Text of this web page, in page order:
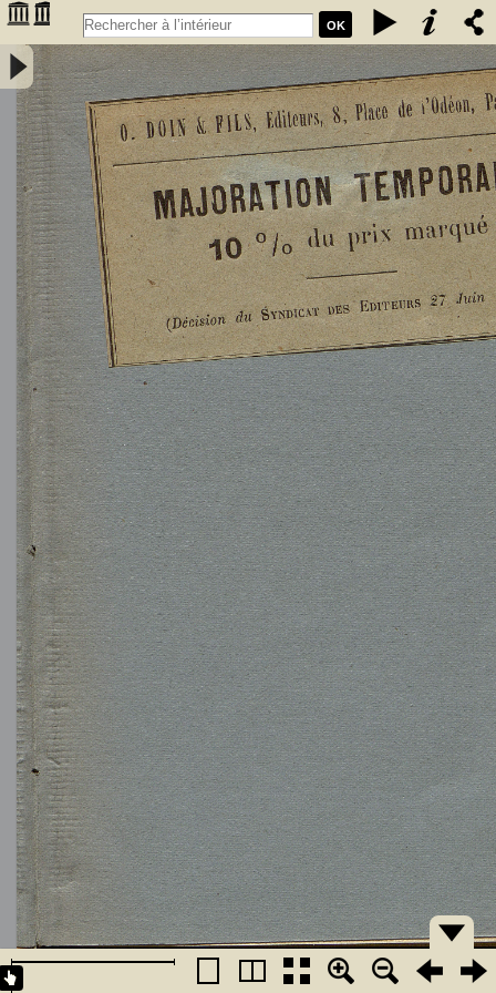
OK
L'Astronomie, observations, théorie et vulgarisation générale / par
Marcel Moye,... - Moye, Marcel (1873-1939). Auteur